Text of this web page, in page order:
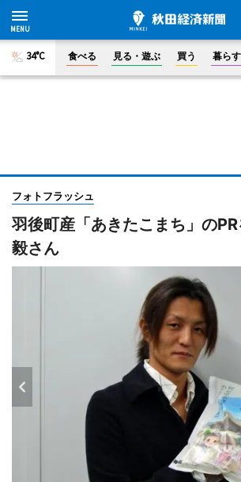
34°C 食べる 見る・遊ぶ 買う 暮ら
フォトフラッシュ
羽後町産「あきたこまち」の
毅さん